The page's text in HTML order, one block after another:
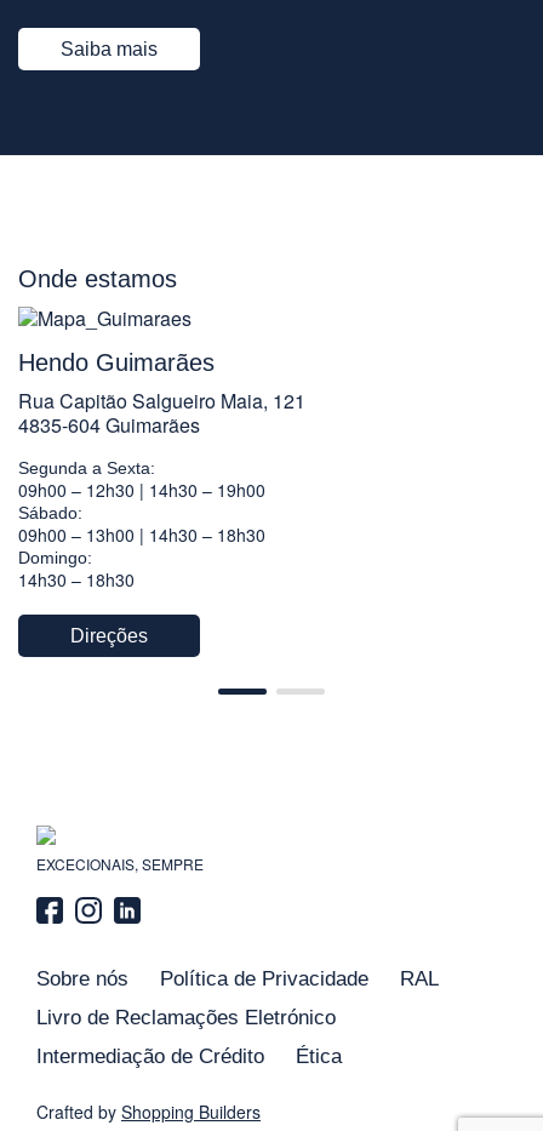
Saiba mais
Onde estamos
Hendo Guimarães
Rua Capitão Salgueiro Maia, 121
4835-604 Guimarães
Segunda a Sexta:
09h00 – 12h30 | 14h30 – 19h00
Sábado:
09h00 – 13h00 | 14h30 – 18h30
Domingo:
14h30 – 18h30
Direções
EXCECIONAIS, SEMPRE
Sobre nós Política de Privacidade
RAL
Livro de Reclamações Eletrónico
Intermediação de Crédito
Ética
Crafted by Shopping Builders